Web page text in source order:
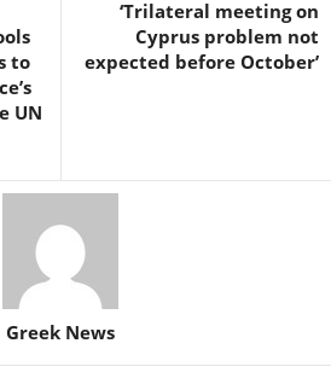
to
UN
‘Trilateral meeting on
Cyprus problem not
expected before October’
Greek News